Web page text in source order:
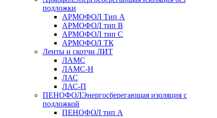
подложки
АРМОФОЛ Тип А
АРМОФОЛ тип В
АРМОФОЛ тип C
АРМОФОЛ ТК
Ленты и скотчи ЛИТ
ЛАМС
ЛАМС-Н
ЛАС
ЛАС-П
ПЕНОФОЛЭнергосберегающая изоляция с
подложкой
ПЕНОФОЛ тип А